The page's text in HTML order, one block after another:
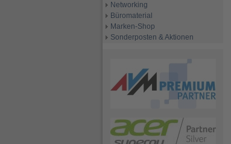
Networking
Büromaterial
Marken-Shop
Sonderposten & Aktionen